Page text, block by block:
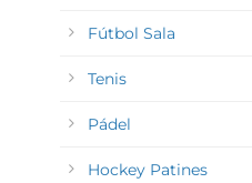
Fútbol Sala
Tenis
Pádel
Hockey Patines